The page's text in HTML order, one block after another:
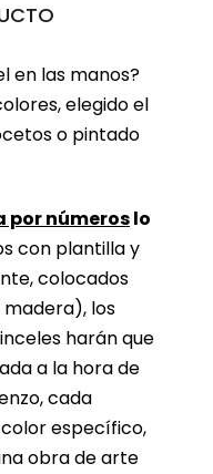
en las manos?
elegido el
o pintado
por númeroslo
con plantilla y
colocados
los
harán que
a la hora de
cada
específico,
obra de arte